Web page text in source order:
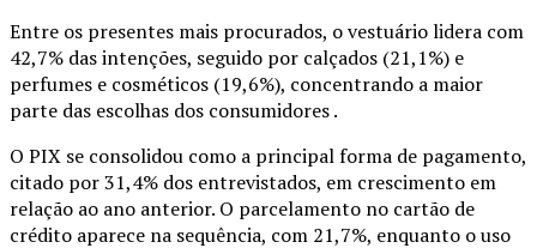
Entre os presentes mais procurados, o vestuário lidera com
42,7% das intenções, seguido por calçados (21,1%) e
perfumes e cosméticos (19,6%), concentrando a maior
parte das escolhas dos consumidores .
O PIX se consolidou como a principal forma de pagamento,
citado por 31,4% dos entrevistados, em crescimento em
relação ao ano anterior. O parcelamento no cartão de
crédito aparece na sequência, com 21,7%, enquanto o uso